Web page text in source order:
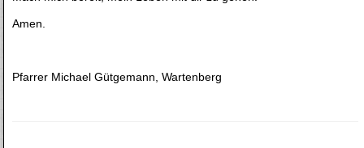
Amen.
Pfarrer Michael Gütgemann, Wartenberg